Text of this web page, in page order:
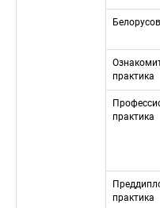
практика
практика
практика